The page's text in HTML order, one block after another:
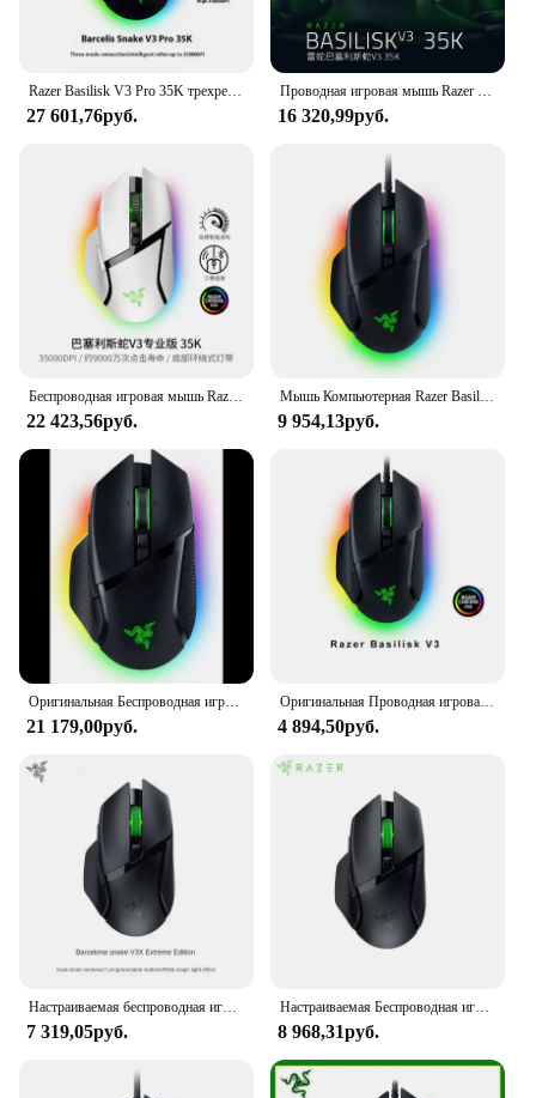
27 601,76руб. 16 320,99руб.
22 423,56руб.
Мышь Компьютерная Razer Basilisk V3 Thundersnake Basilisk V3
9 954,13руб.
21 179,00руб.
Оригинальная Проводная игровая мышь Razer Basilisk V3, геймерская оптическая сенсорная мышь 26000 DPI для киберспорта с RGB подсветкой для ПК, ноутбука, новинка
4 894,50руб.
7 319,05руб.
Настраиваемая Беспроводная игровая мышь Razer Basilisk V3 X с гиперскоростной подсветкой RGB (2,4 ГГц) и оптическим датчиком Bluetooth 18K DPI
8 968,31руб.